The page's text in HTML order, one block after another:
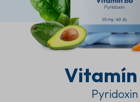
Vitamín
Pyridoxin